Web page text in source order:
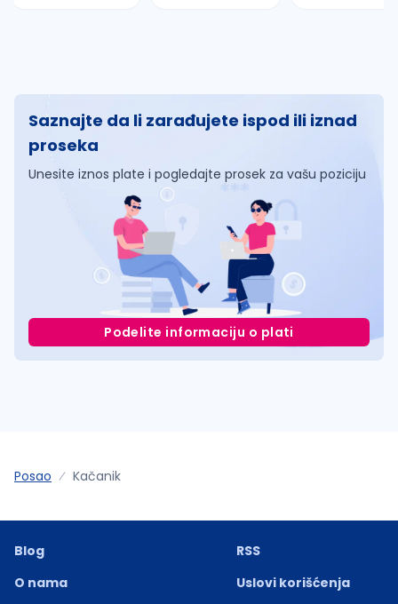
Saznajte da li zarađujete ispod ili iznad
proseka
Unesite iznos plate i pogledajte prosek za vašu poziciju
Podelite informaciju o plati
Posao Kačanik
Blog
O nama
RSS
Uslovi korišćenja